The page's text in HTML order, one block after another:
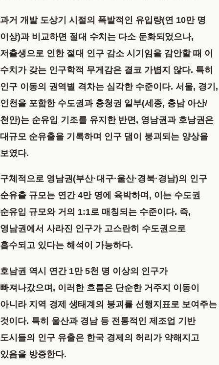
과거 개발 도상기 시절의 폭발적인 유입량(연 10만 명
이상)과 비교하면 절대 수치는 다소 둔화되었으나,
저출생으로 인한 절대 인구 감소 시기임을 감안할 때 이
수치가 갖는 인구학적 무게감은 결코 가볍지 않다. 특히
인구 이동의 권역별 격차는 심각한 수준이다. 서울, 경기,
인천을 포함한 수도권과 충청권 일부(세종, 충남 아산/
천안)는 순유입 기조를 유지한 반면, 영남권과 호남권은
대규모 순유출을 기록하며 인구 댐이 붕괴되는 양상을
보였다.
구체적으로 영남권(부산·대구·울산·경북·경남)의 인구
순유출 규모는 연간 4만 명에 육박하며, 이는 수도권
순유입 규모와 거의 1:1로 매칭되는 수준이다. 즉,
영남권에서 사라진 인구가 고스란히 수도권으로
흡수되고 있다는 해석이 가능하다.
호남권 역시 연간 1만 5천 명 이상의 인구가
빠져나갔으며, 이러한 흐름은 단순한 거주지 이동이
아니라 지역 경제 생태계의 붕괴를 선행지표로 보여주는
것이다. 특히 울산과 경남 등 전통적인 제조업 기반
도시들의 인구 유출은 한국 경제의 허리가 약해지고
있음을 방증한다.